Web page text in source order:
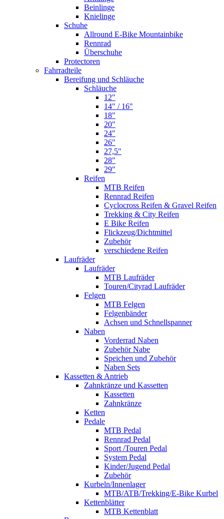
Beinlinge
Knielinge
Schuhe
Allround E-Bike Mountainbike
Rennrad
Überschuhe
Protectoren
Fahrradteile
Bereifung und Schläuche
Schläuche
12"
14" / 16"
18"
20"
24"
26"
27,5"
28"
29"
Reifen
MTB Reifen
Rennrad Reifen
Cyclocross Reifen & Gravel Reifen
Trekking & City Reifen
E Bike Reifen
Flickzeug/Dichtmittel
Zubehör
verschiedene Reifen
Laufräder
Laufräder
MTB Laufräder
Touren/Cityrad Laufräder
Felgen
MTB Felgen
Felgenbänder
Achsen und Schnellspanner
Naben
Vorderrad Naben
Zubehör Nabe
Speichen und Zubehör
Naben Sets
Kassetten & Antrieb
Zahnkränze und Kassetten
Kassetten
Zahnkränze
Ketten
Pedale
MTB Pedal
Rennrad Pedal
Sport /Touren Pedal
System Pedal
Kinder/Jugend Pedal
Zubehör
Kurbeln/Innenlager
MTB/ATB/Trekking/E-Bike Kurbel
Kettenblätter
MTB Kettenblatt